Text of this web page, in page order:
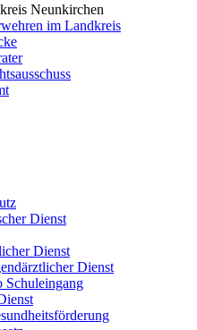
Neunkirchen
im Landkreis
Dienst
Dienst
Dienst
Schuleingang